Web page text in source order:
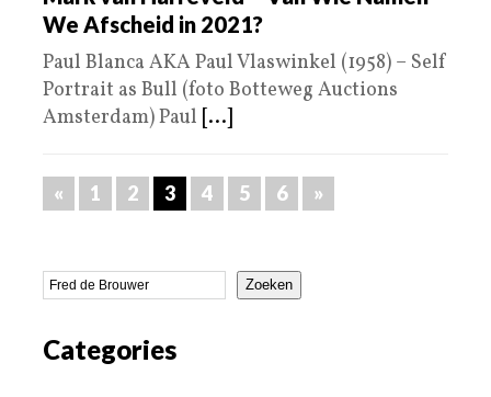
We Afscheid in 2021?
Paul Blanca AKA Paul Vlaswinkel (1958) – Self
Portrait as Bull (foto Botteweg Auctions
Amsterdam) Paul [...]
« 1 2 3 4 5 6 »
Zoeken
Categories